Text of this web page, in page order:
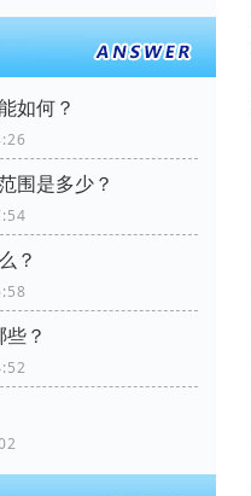
如何？
围是多少？
？
？